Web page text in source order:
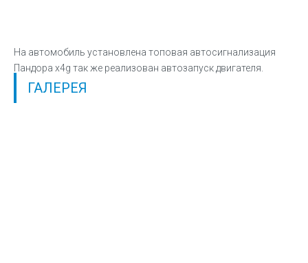
На автомобиль установлена топовая автосигнализация
Пандора x4g так же реализован автозапуск двигателя.
ГАЛЕРЕЯ